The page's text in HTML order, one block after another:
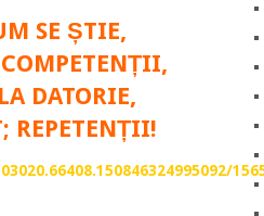
SE ȘTIE,
DATORIE,
REPETENȚII!